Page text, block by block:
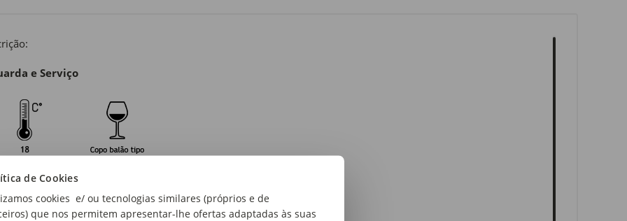
de Cookies
cookies e/ ou tecnologias similares (próprios e de
que nos permitem apresentar-lhe ofertas adaptadas às suas
e Serviço